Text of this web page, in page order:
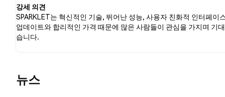
강세 의견
SPARKLET는 혁신적인 기술, 뛰어난 성능, 사용자 친화적 인터페이
업데이트와 합리적인 가격 때문에 많은 사람들이 관심을 가지며 기
습니다.
뉴스